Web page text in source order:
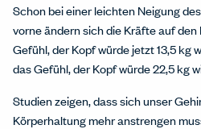
Schon bei einer leichten Neigung
vorne ändern sich die Kräfte auf
Gefühl, der Kopf würde jetzt 13,5 kg
das Gefühl, der Kopf würde 22,5 kg
Studien zeigen, dass sich unser
Körperhaltung mehr anstrengen